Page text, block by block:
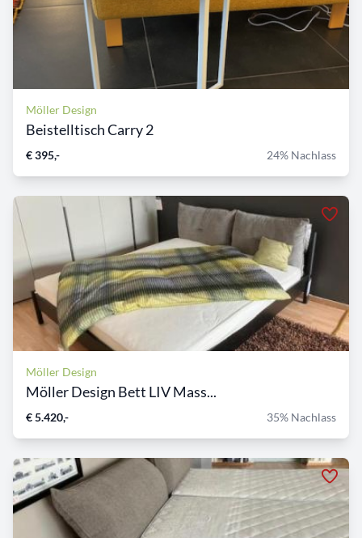
Möller Design
Beistelltisch Carry 2
€ 395,- 24% Nachlass
Möller Design
Möller Design Bett LIV Mass...
€ 5.420,- 35% Nachlass